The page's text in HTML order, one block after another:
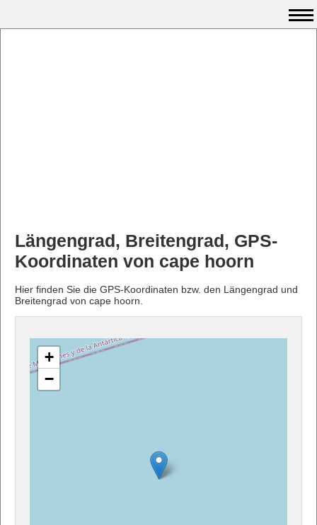
Längengrad, Breitengrad, GPS-
Koordinaten von cape hoorn
Hier finden Sie die GPS-Koordinaten bzw. den Längengrad und
Breitengrad von cape hoorn.
+
−